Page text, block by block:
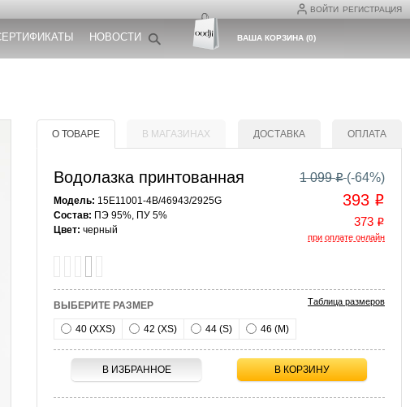
ВОЙТИ РЕГИСТРАЦИЯ
НОВОСТИ ВАША КОРЗИНА(0)
О ТОВАРЕ В МАГАЗИНАХ ДОСТАВКА ОПЛАТА
Водолазка принтованная
Модель: 15E11001-4B/46943/2925G
Состав: ПЭ 95%, ПУ 5%
Цвет: черный
1 099o (-64%)
393 o
373 o
при оплате онлайн
ВЫБЕРИТЕ РАЗМЕР Таблица размеров
40 (XXS) 42 (XS) 44 (S) 46 (M)
В ИЗБРАННОЕ В КОРЗИНУ